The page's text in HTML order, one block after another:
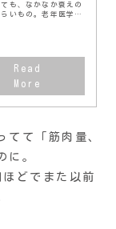
も、なかなか衰えの
いもの。老年医学が
てて「筋肉量、
に。
どでまた以前